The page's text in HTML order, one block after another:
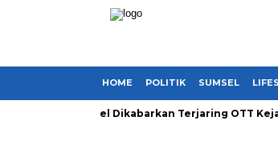
HOME POLITIK SUMSEL
Bupati di Sumsel Dikabarkan Terjaring OTT Kejati